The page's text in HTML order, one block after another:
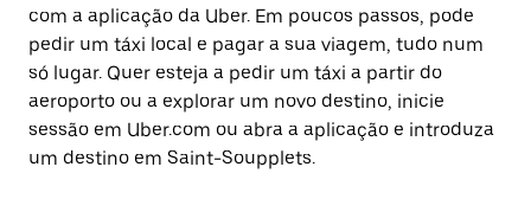
com a aplicação da Uber. Em poucos passos, pode
pedir um táxi local e pagar a sua viagem, tudo num
só lugar. Quer esteja a pedir um táxi a partir do
aeroporto ou a explorar um novo destino, inicie
sessão em Uber.com ou abra a aplicação e introduza
um destino em Saint-Soupplets.